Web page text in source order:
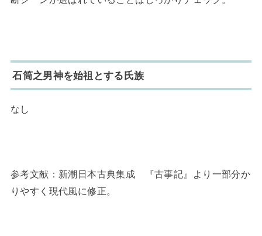
石筒之男神を始祖とする氏族
なし
参考文献：新潮日本古典集成 『古事記』より一部分か
りやすく現代風に修正。